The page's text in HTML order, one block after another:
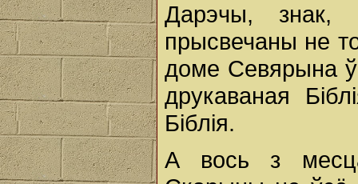
Дарэчы, знак,
прысвечаны не
доме Севярына
друкаваная
Біблія.
А вось з